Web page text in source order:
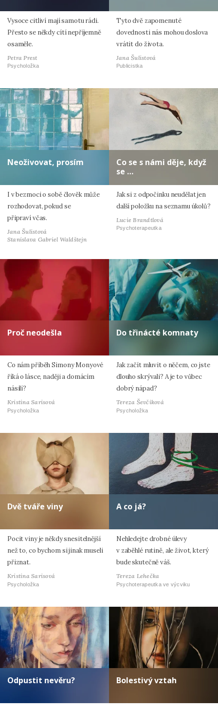
Vysoce citliví mají samotu rádi.
Přesto se někdy cítí nepříjemně
osaměle.
Petra Prest
Psycholožka
Tyto dvě zapomenuté
dovednosti nás mohou doslova
vrátit do života.
Jana Šulistová
Publicistka
Neoživovat, prosím
I v bezmoci o sobě člověk může
rozhodovat, pokud se
připraví včas.
Jana Šulistová
Stanislava Gabriel Waldštejn
Co se s námi děje, když
se …
Jak si z odpočinku neudělat jen
další položku na seznamu úkolů?
Lucie Brandtlová
Psychoterapeutka
Proč neodešla
Co nám příběh Simony Monyové
říká o lásce, naději a domácím
násilí?
Kristina Sarisová
Psycholožka
Do třinácté komnaty
Jak začít mluvit o něčem, co jste
dlouho skrývali? A je to vůbec
dobrý nápad?
Tereza Ševčíková
Psycholožka
Dvě tváře viny
Pocit viny je někdy snesitelnější
než to, co bychom si jinak museli
přiznat.
Kristina Sarisová
Psycholožka
A co já?
Nehledejte drobné úlevy
v zaběhlé rutině, ale život, který
bude skutečně váš.
Tereza Lehečka
Psychoterapeutka ve výcviku
Odpustit nevěru? Bolestivý vztah